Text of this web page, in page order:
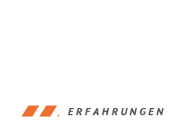
ERFAHRUNGEN